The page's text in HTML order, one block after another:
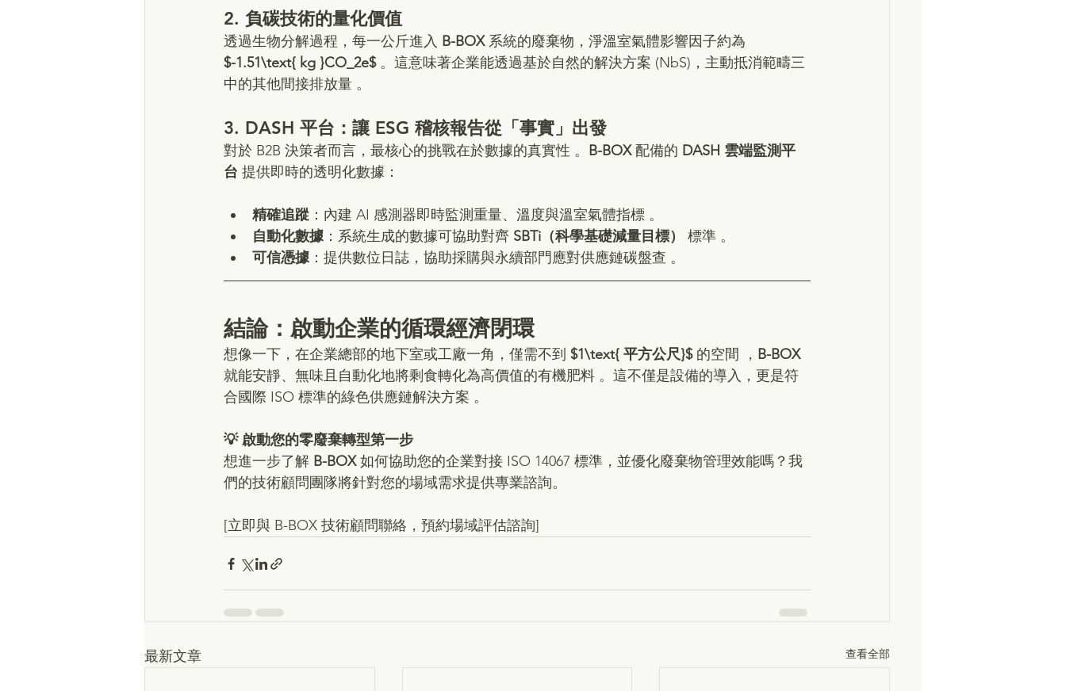
2. 負碳技術的量化價值
透過生物分解過程，每一公斤進入 B-BOX 系統的廢棄物，淨溫室氣體影響因子約為
$-1.51\text{ kg }CO_2e$ 。這意味著企業能透過基於自然的解決方案 (NbS)，主動抵消範疇三
中的其他間接排放量 。
3. DASH 平台：讓 ESG 稽核報告從「事實」出發
對於 B2B 決策者而言，最核心的挑戰在於數據的真實性 。 B-BOX 配備的 DASH 雲端監測平
台 提供即時的透明化數據：
精確追蹤 ：內建 AI 感測器即時監測重量、溫度與溫室氣體指標 。
自動化數據 ：系統生成的數據可協助對齊 SBTi（科學基礎減量目標）
標準 。
可信憑據 ：提供數位日誌，協助採購與永續部門應對供應鏈碳盤查 。
結論：啟動企業的循環經濟閉環
想像一下，在企業總部的地下室或工廠一角，僅需不到 $1\text{ 平方公尺}$ 的空間 ， B-BOX
就能安靜、無味且自動化地將剩食轉化為高價值的有機肥料 。這不僅是設備的導入，更是符
合國際 ISO 標準的綠色供應鏈解決方案 。
💡 啟動您的零廢棄轉型第一步
想進一步了解 B-BOX 如何協助您的企業對接 ISO 14067 標準，並優化廢棄物管理效能嗎？我
們的技術顧問團隊將針對您的場域需求提供專業諮詢。
[立即與 B-BOX 技術顧問聯絡，預約場域評估諮詢]
最新文章 查看全部